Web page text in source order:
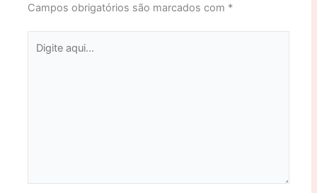
Campos obrigatórios são marcados com *
aqui...